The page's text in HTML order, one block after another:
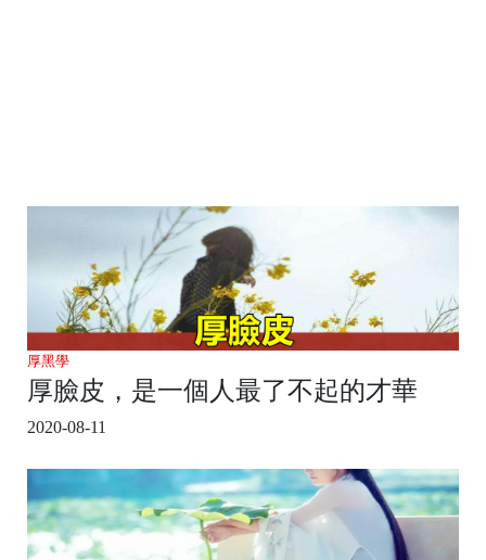
厚黑學
厚臉皮，是一個人最了不起的才華
2020-08-11